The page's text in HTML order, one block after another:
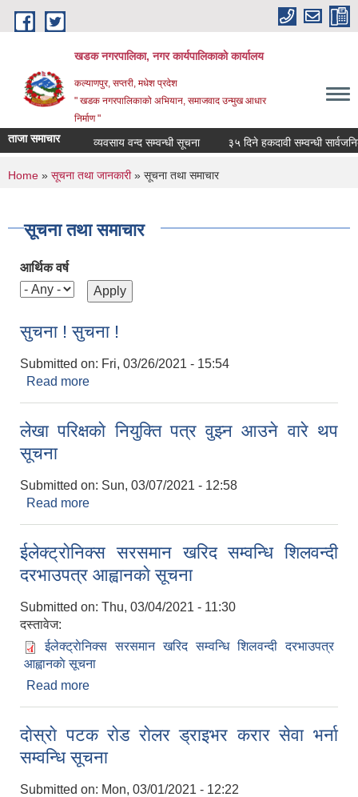
Skip to main content
खडक नगरपालिका, नगर कार्यपालिकाकाे कार्यालय
कल्याणपुर, सप्तरी, मधेश प्रदेश
" खडक नगरपालिकाको अभियान, समाजवाद उन्मुख आधार
निर्माण "
ताजा समाचार व्यवसाय वन्द सम्वन्धी सूचना ३५ दिने हकदावी सम्वन्धी सार्वजनिक
You are here
Home » सूचना तथा जानकारी» सूचना तथा समाचार
सूचना तथा समाचार
आर्थिक वर्ष
सुचना ! सुचना !
Submitted on: Fri, 03/26/2021 - 15:54
Read more
लेखा परिक्षकाे नियुक्ति पत्र वुझ्न आउने वारे थप
सूचना
Submitted on: Sun, 03/07/2021 - 12:58
Read more
ईलेक्ट्राेनिक्स सरसमान खरिद सम्वन्धि शिलवन्दी
दरभाउपत्र आह्वानकाे सूचना
Submitted on: Thu, 03/04/2021 - 11:30
दस्तावेज:
ईलेक्ट्राेनिक्स सरसमान खरिद सम्वन्धि शिलवन्दी दरभाउपत्र
आह्वानकाे सूचना
Read more
दाेस्राे पटक राेड राेलर ड्राइभर करार सेवा भर्ना
सम्वन्धि सूचना
Submitted on: Mon, 03/01/2021 - 12:22